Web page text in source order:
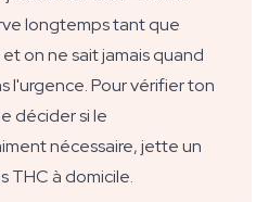
longtemps tant que
on ne sait jamais quand
l'urgence. Pour vérifier ton
décider si le
nécessaire, jette un
THC à domicile.